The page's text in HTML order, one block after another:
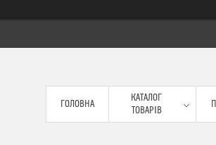
ГОЛОВНА
КАТАЛОГ
ТОВАРІВ